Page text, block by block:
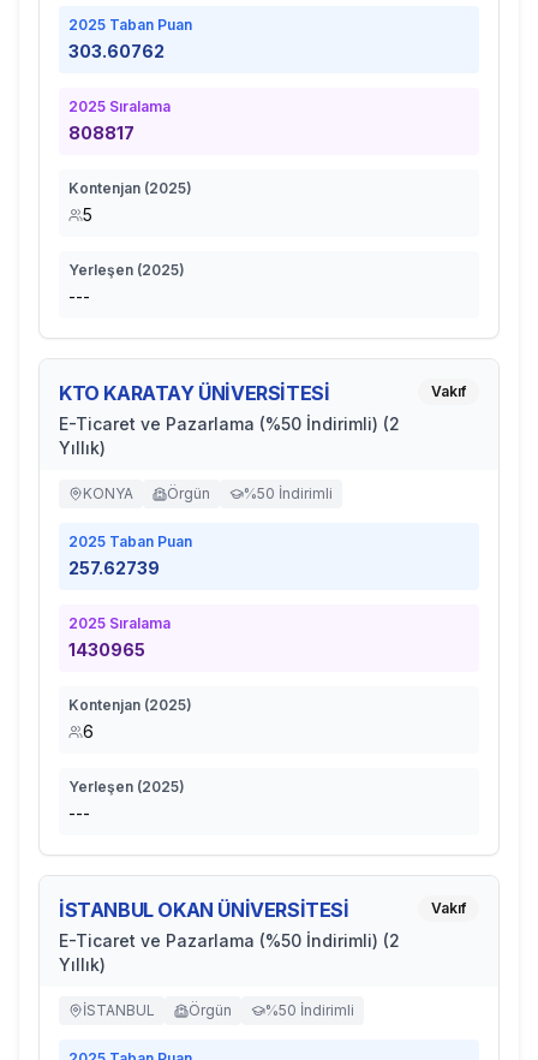
2025 Taban Puan
303.60762
2025 Sıralama
808817
Kontenjan (2025)
5
Yerleşen (2025)
---
KTO KARATAY ÜNİVERSİTESİ
E-Ticaret ve Pazarlama (%50 İndirimli) (2
Yıllık)
Vakıf
KONYA Örgün %50 İndirimli
2025 Taban Puan
257.62739
2025 Sıralama
1430965
Kontenjan (2025)
6
Yerleşen (2025)
---
İSTANBUL OKAN ÜNİVERSİTESİ
E-Ticaret ve Pazarlama (%50 İndirimli) (2
Yıllık)
Vakıf
İSTANBUL Örgün %50 İndirimli